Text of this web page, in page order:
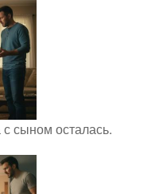
сыном осталась.